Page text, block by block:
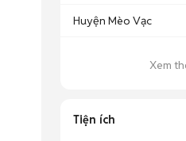
Huyện Mèo Vạc
Xem
Tiện ích